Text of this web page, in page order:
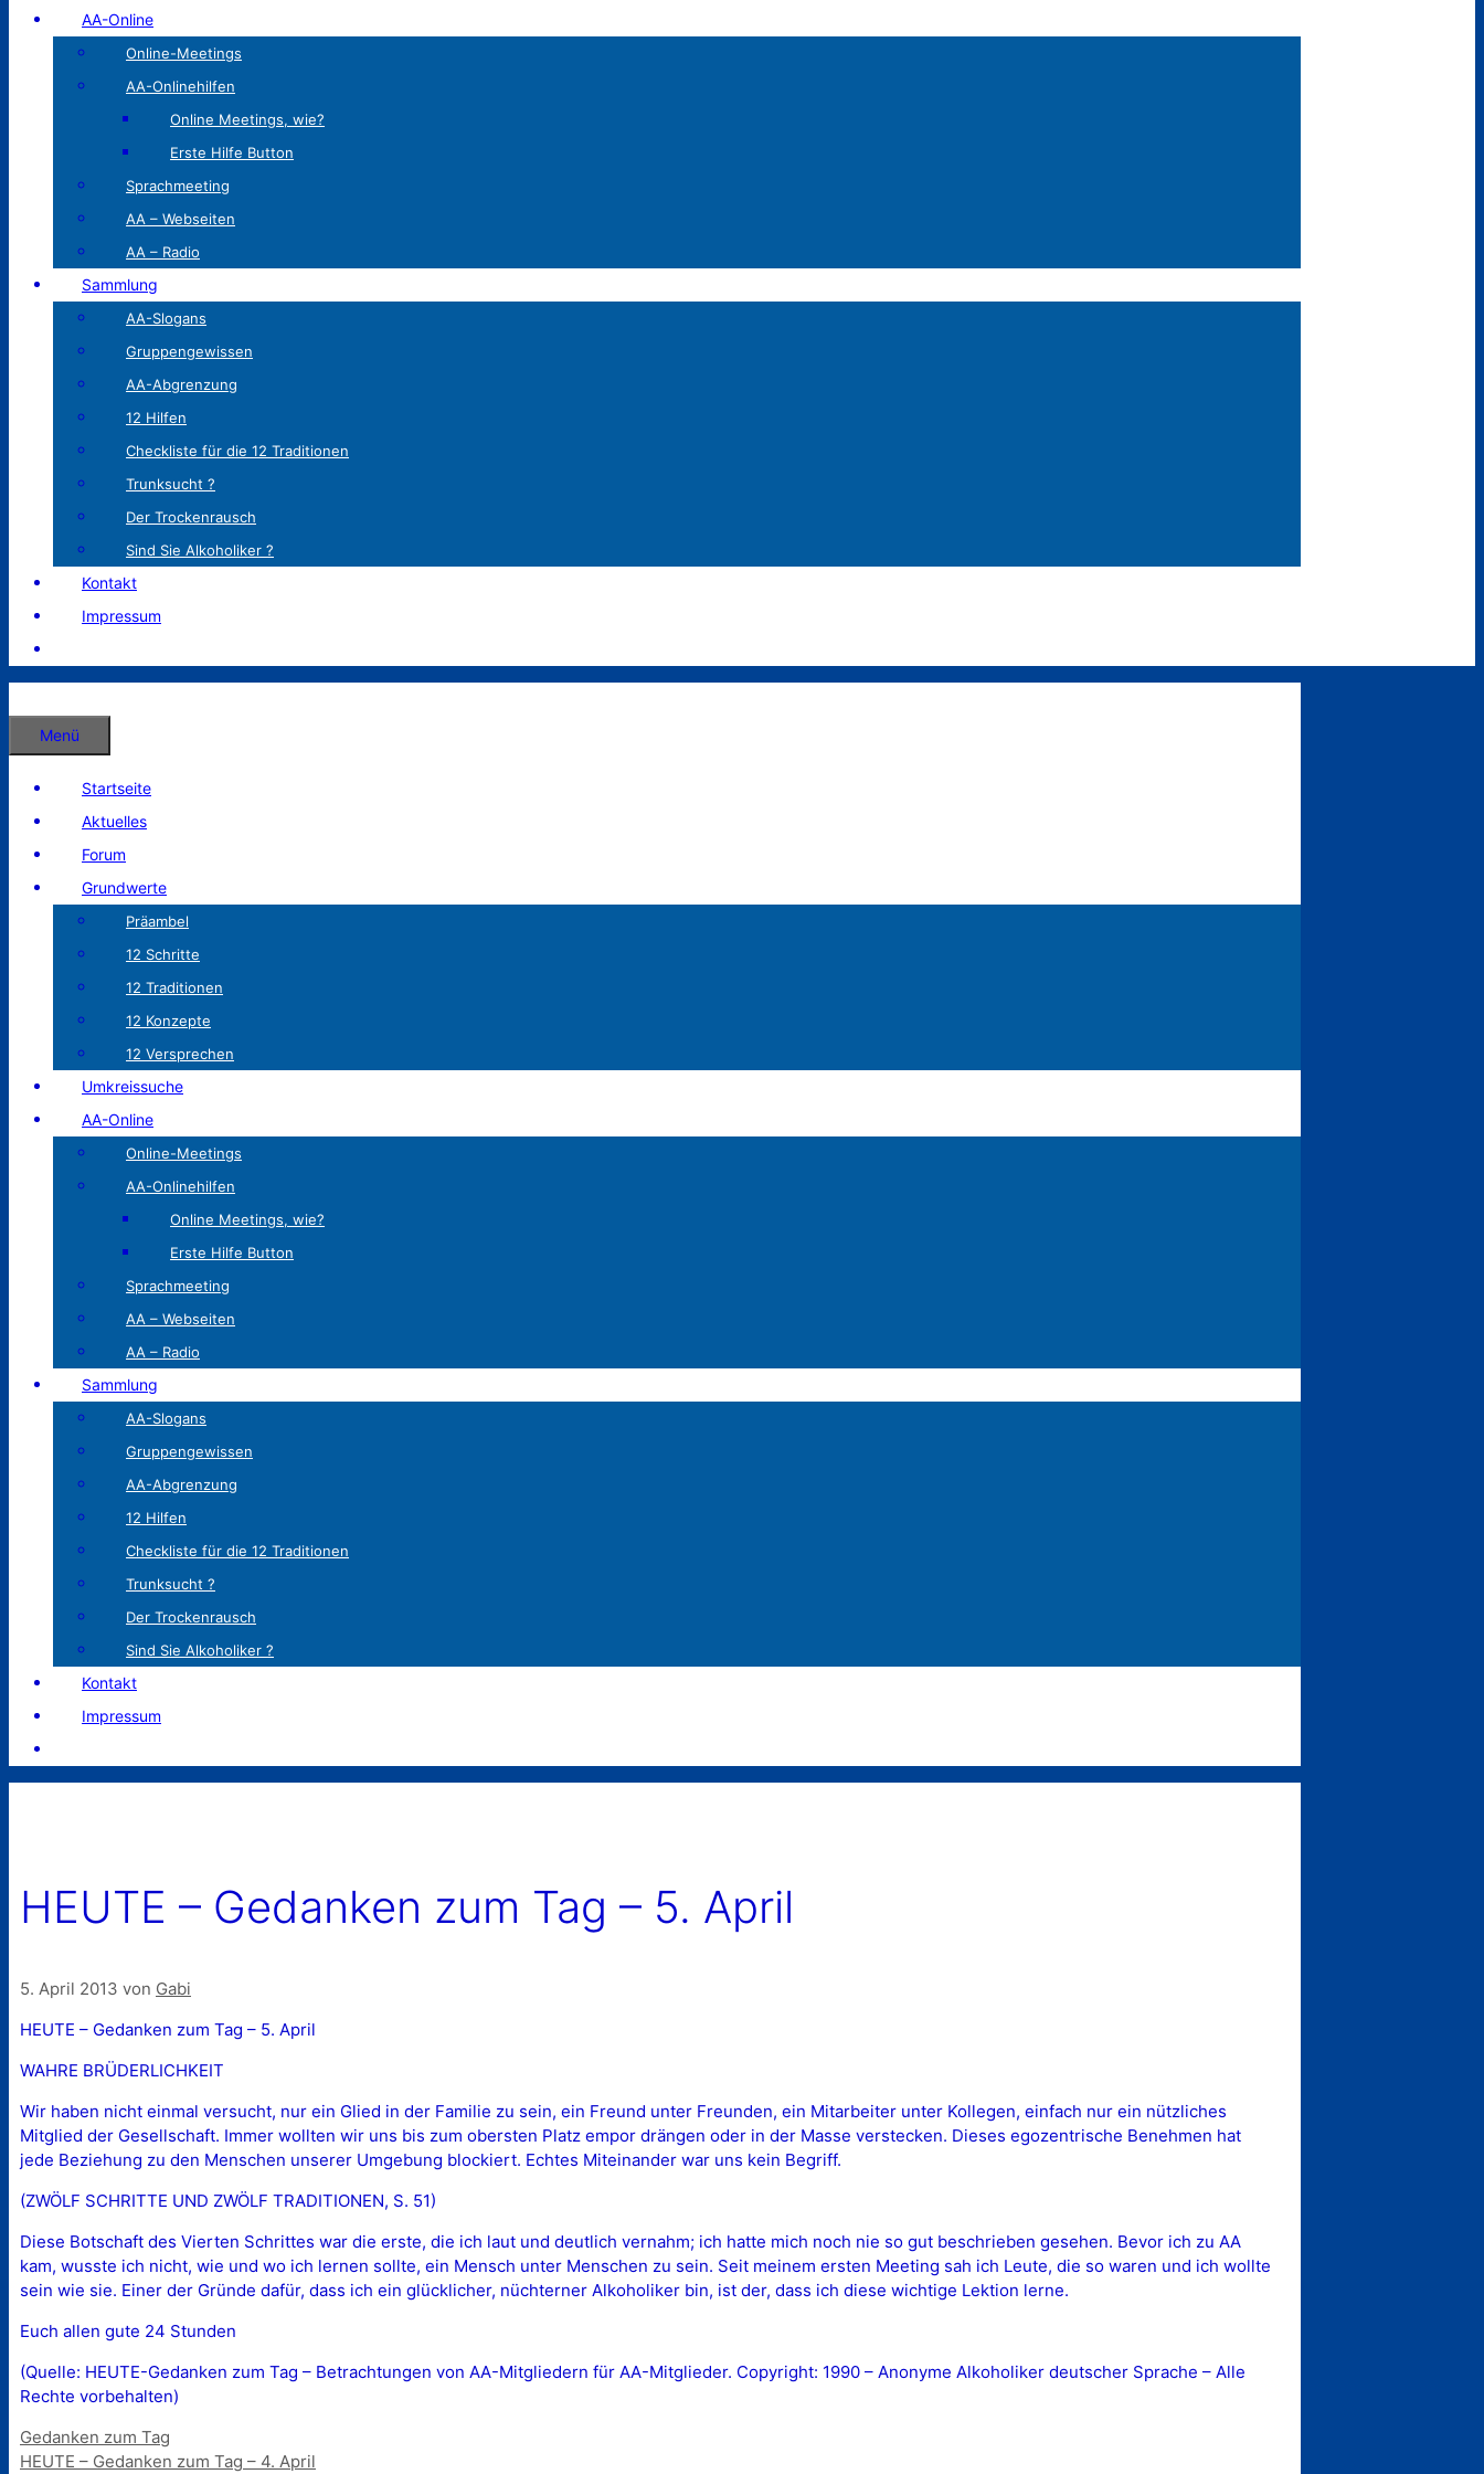
AA-Online
Online-Meetings
AA-Onlinehilfen
Online Meetings, wie?
Erste Hilfe Button
Sprachmeeting
AA – Webseiten
AA – Radio
Sammlung
AA-Slogans
Gruppengewissen
AA-Abgrenzung
12 Hilfen
Checkliste für die 12 Traditionen
Trunksucht ?
Der Trockenrausch
Sind Sie Alkoholiker ?
Kontakt
Impressum
Menü
Startseite
Aktuelles
Forum
Grundwerte
Präambel
12 Schritte
12 Traditionen
12 Konzepte
12 Versprechen
Umkreissuche
AA-Online
Online-Meetings
AA-Onlinehilfen
Online Meetings, wie?
Erste Hilfe Button
Sprachmeeting
AA – Webseiten
AA – Radio
Sammlung
AA-Slogans
Gruppengewissen
AA-Abgrenzung
12 Hilfen
Checkliste für die 12 Traditionen
Trunksucht ?
Der Trockenrausch
Sind Sie Alkoholiker ?
Kontakt
Impressum
HEUTE – Gedanken zum Tag – 5. April
5. April 2013 von Gabi
HEUTE – Gedanken zum Tag – 5. April
WAHRE BRÜDERLICHKEIT
Wir haben nicht einmal versucht, nur ein Glied in der Familie zu sein, ein Freund unter Freunden, ein Mitarbeiter unter Kollegen, einfach nur ein nützliches
Mitglied der Gesellschaft. Immer wollten wir uns bis zum obersten Platz empor drängen oder in der Masse verstecken. Dieses egozentrische Benehmen hat
jede Beziehung zu den Menschen unserer Umgebung blockiert. Echtes Miteinander war uns kein Begriff.
(ZWÖLF SCHRITTE UND ZWÖLF TRADITIONEN, S. 51)
Diese Botschaft des Vierten Schrittes war die erste, die ich laut und deutlich vernahm; ich hatte mich noch nie so gut beschrieben gesehen. Bevor ich zu AA
kam, wusste ich nicht, wie und wo ich lernen sollte, ein Mensch unter Menschen zu sein. Seit meinem ersten Meeting sah ich Leute, die so waren und ich wollte
sein wie sie. Einer der Gründe dafür, dass ich ein glücklicher, nüchterner Alkoholiker bin, ist der, dass ich diese wichtige Lektion lerne.
Euch allen gute 24 Stunden
(Quelle: HEUTE-Gedanken zum Tag – Betrachtungen von AA-Mitgliedern für AA-Mitglieder. Copyright: 1990 – Anonyme Alkoholiker deutscher Sprache – Alle
Rechte vorbehalten)
Kategorien
Gedanken zum Tag
HEUTE – Gedanken zum Tag – 4. April